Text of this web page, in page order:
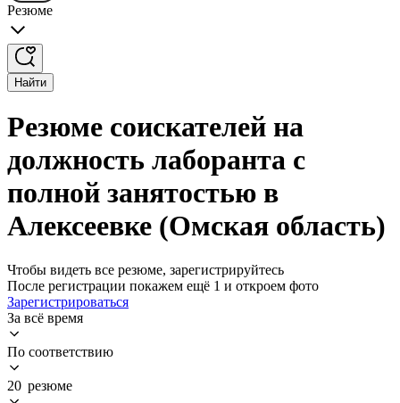
Резюме
Найти
Резюме соискателей на
должность лаборанта с
полной занятостью в
Алексеевке (Омская область)
Чтобы видеть все резюме, зарегистрируйтесь
После регистрации покажем ещё 1 и откроем фото
Зарегистрироваться
За всё время
По соответствию
20 резюме